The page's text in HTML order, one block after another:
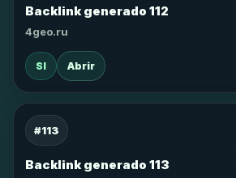
Backlink generado 112
4geo.ru
SI Abrir
#113
Backlink generado 113